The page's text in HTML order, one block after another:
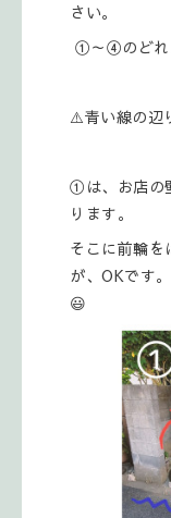
さい。
①～④のどれ
⚠️青い線の辺
①は、お店の
ります。
そこに前輪を
が、OKです
😃